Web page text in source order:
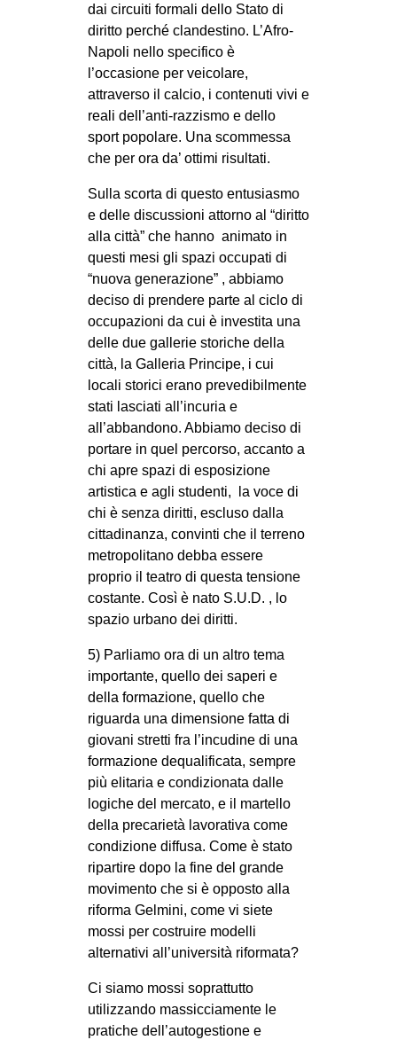
dai circuiti formali dello Stato di
diritto perché clandestino. L’Afro-
Napoli nello specifico è
l’occasione per veicolare,
attraverso il calcio, i contenuti vivi e
reali dell’anti-razzismo e dello
sport popolare. Una scommessa
che per ora da’ ottimi risultati.
Sulla scorta di questo entusiasmo
e delle discussioni attorno al “diritto
alla città” che hanno animato in
questi mesi gli spazi occupati di
“nuova generazione” , abbiamo
deciso di prendere parte al ciclo di
occupazioni da cui è investita una
delle due gallerie storiche della
città, la Galleria Principe, i cui
locali storici erano prevedibilmente
stati lasciati all’incuria e
all’abbandono. Abbiamo deciso di
portare in quel percorso, accanto a
chi apre spazi di esposizione
artistica e agli studenti, la voce di
chi è senza diritti, escluso dalla
cittadinanza, convinti che il terreno
metropolitano debba essere
proprio il teatro di questa tensione
costante. Così è nato S.U.D. , lo
spazio urbano dei diritti.
5) Parliamo ora di un altro tema
importante, quello dei saperi e
della formazione, quello che
riguarda una dimensione fatta di
giovani stretti fra l’incudine di una
formazione dequalificata, sempre
più elitaria e condizionata dalle
logiche del mercato, e il martello
della precarietà lavorativa come
condizione diffusa. Come è stato
ripartire dopo la fine del grande
movimento che si è opposto alla
riforma Gelmini, come vi siete
mossi per costruire modelli
alternativi all’università riformata?
Ci siamo mossi soprattutto
utilizzando massicciamente le
pratiche dell’autogestione e